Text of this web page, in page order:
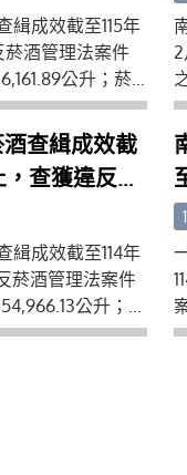
；菸類查獲
緝成效截至115年
酒管理法案件
公升；菸
包。縣府呼籲菸
不明、價格明顯
以免觸法，也請
販賣私劣違法菸
發，本府提供檢
。
查緝成效截
，查獲違反菸
酒類查獲量
升；菸類查
包。
緝成效截至114年
菸酒管理法案件
公升；菸
包。縣府呼籲
、販賣私劣違法
舉發，本府提供